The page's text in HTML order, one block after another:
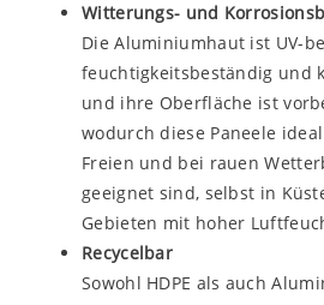
Witterungs- und
Die Aluminiumhaut ist UV-
feuchtigkeitsbeständig und
und ihre Oberfläche ist
wodurch diese Paneele
Freien und bei rauen
geeignet sind, selbst in
Gebieten mit hoher
Recycelbar
Sowohl HDPE als auch